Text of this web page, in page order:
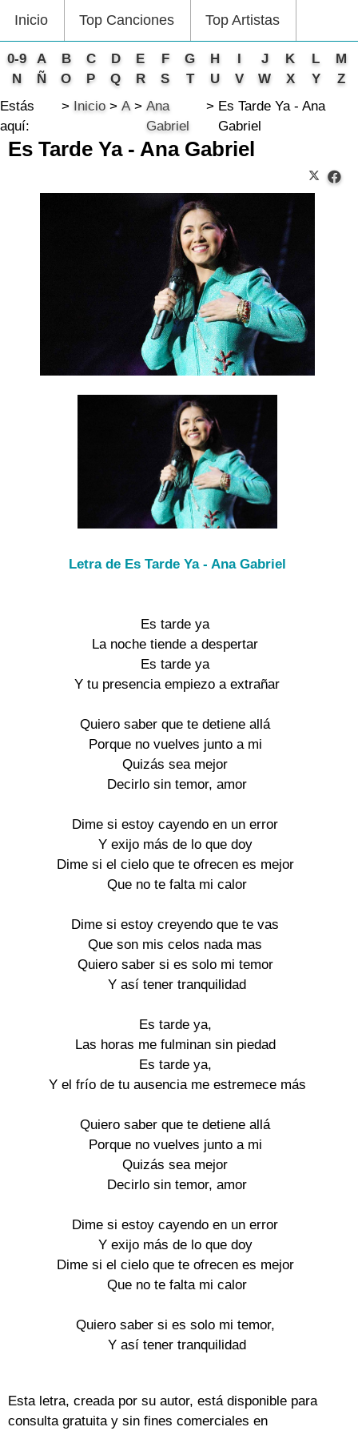
Inicio Top Canciones Top Artistas
0-9 A B C D E F G H I J K L
M
N
Ñ O P Q R S T U V W X Y
Z
Estás
aquí:
Inicio A
Ana
Gabriel
Es Tarde Ya - Ana
Gabriel
Es Tarde Ya - Ana Gabriel
Letra de Es Tarde Ya - Ana Gabriel
Es tarde ya
La noche tiende a despertar
Es tarde ya
Y tu presencia empiezo a extrañar
Quiero saber que te detiene allá
Porque no vuelves junto a mi
Quizás sea mejor
Decirlo sin temor, amor
Dime si estoy cayendo en un error
Y exijo más de lo que doy
Dime si el cielo que te ofrecen es mejor
Que no te falta mi calor
Dime si estoy creyendo que te vas
Que son mis celos nada mas
Quiero saber si es solo mi temor
Y así tener tranquilidad
Es tarde ya,
Las horas me fulminan sin piedad
Es tarde ya,
Y el frío de tu ausencia me estremece más
Quiero saber que te detiene allá
Porque no vuelves junto a mi
Quizás sea mejor
Decirlo sin temor, amor
Dime si estoy cayendo en un error
Y exijo más de lo que doy
Dime si el cielo que te ofrecen es mejor
Que no te falta mi calor
Quiero saber si es solo mi temor,
Y así tener tranquilidad
Esta letra, creada por su autor, está disponible para
consulta gratuita y sin fines comerciales en